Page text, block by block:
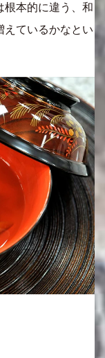
根本的に違う、和
えているかなとい